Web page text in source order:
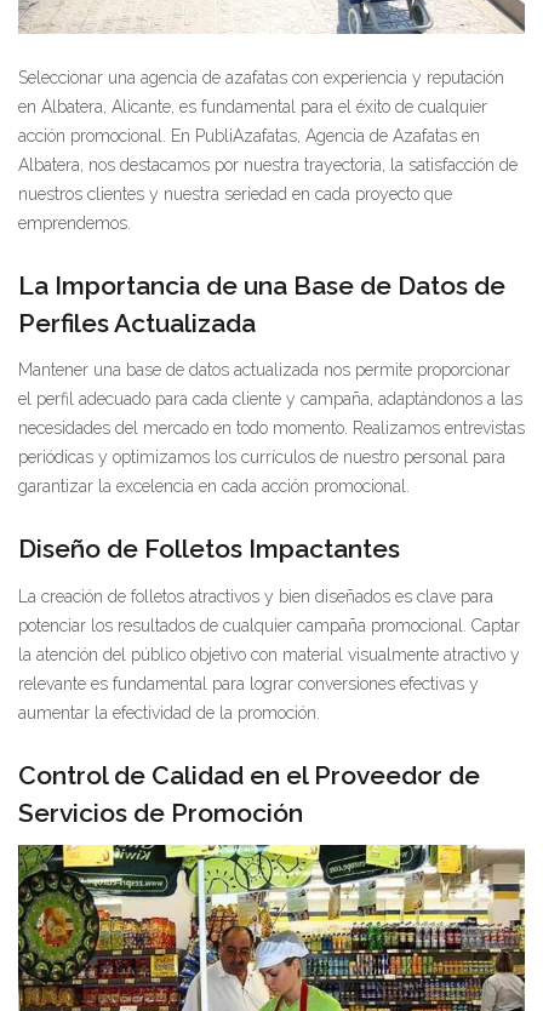
Seleccionar una agencia de azafatas con experiencia y reputación
en Albatera, Alicante, es fundamental para el éxito de cualquier
acción promocional. En PubliAzafatas, Agencia de Azafatas en
Albatera, nos destacamos por nuestra trayectoria, la satisfacción de
nuestros clientes y nuestra seriedad en cada proyecto que
emprendemos.
La Importancia de una Base de Datos de
Perfiles Actualizada
Mantener una base de datos actualizada nos permite proporcionar
el perfil adecuado para cada cliente y campaña, adaptándonos a las
necesidades del mercado en todo momento. Realizamos entrevistas
periódicas y optimizamos los currículos de nuestro personal para
garantizar la excelencia en cada acción promocional.
Diseño de Folletos Impactantes
La creación de folletos atractivos y bien diseñados es clave para
potenciar los resultados de cualquier campaña promocional. Captar
la atención del público objetivo con material visualmente atractivo y
relevante es fundamental para lograr conversiones efectivas y
aumentar la efectividad de la promoción.
Control de Calidad en el Proveedor de
Servicios de Promoción